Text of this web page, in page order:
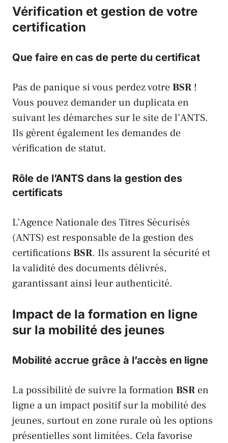
Vérification et gestion de votre
certification
Que faire en cas de perte du certificat
Pas de panique si vous perdez votreBSR !
Vous pouvez demander un duplicata en
suivant les démarches sur le site de l’ANTS.
Ils gèrent également les demandes de
vérification de statut.
Rôle de l’ANTS dans la gestion des
certificats
L’Agence Nationale des Titres Sécurisés
(ANTS) est responsable de la gestion des
certifications BSR. Ils assurent la sécurité et
la validité des documents délivrés,
garantissant ainsi leur authenticité.
Impact de la formation en ligne
sur la mobilité des jeunes
Mobilité accrue grâce à l’accès en ligne
La possibilité de suivre la formation BSR en
ligne a un impact positif sur la mobilité des
jeunes, surtout en zone rurale où les options
présentielles sont limitées. Cela favorise